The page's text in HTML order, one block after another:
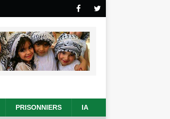
PRISONNIERS IA